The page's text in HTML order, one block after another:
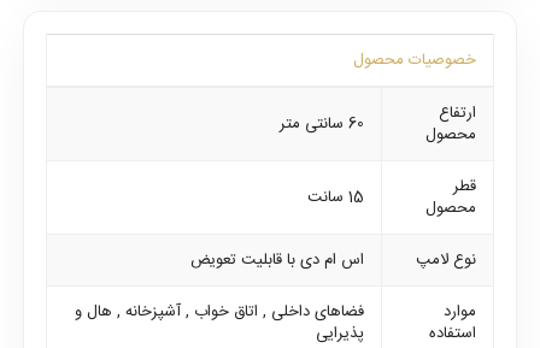
خصوصیات محصول
ارتفاع
محصول
60 سانتی متر
قطر
محصول
15 سانت
نوع لامپ
اس ام دی با قابلیت تعویض
موارد
استفاده
فضاهای داخلی , اتاق خواب , آشپزخانه , هال و
پذیرایی